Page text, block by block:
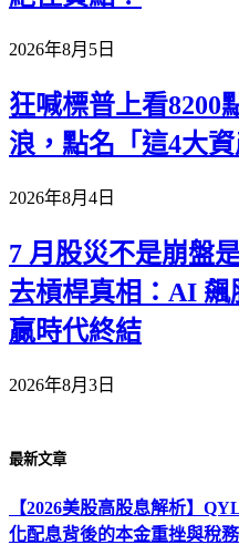
2026年8月5日
狂喊標普上看8200
浪，點名「這4大
2026年8月4日
7 月股災不是崩盤
去槓桿真相：AI
贏時代終結
2026年8月3日
最新文章
【2026美股高股息解析】
化配息背後的本金重挫與稅